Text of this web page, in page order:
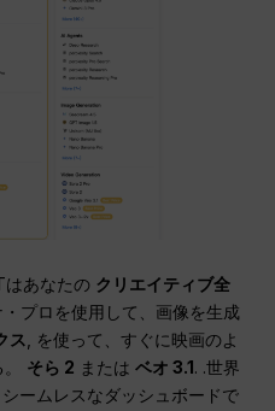
はあなたの クリエイティブ全
プロを使用して、画像を生成
ス
, を使って、すぐに映画のよ
そら 2 またはベオ 3.1. .世界
ームレスなダッシュボードで